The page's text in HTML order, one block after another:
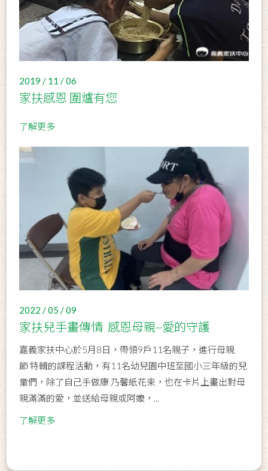
2019 / 11 / 06
家扶感恩 圍爐有您
了解更多
2022 / 05 / 09
家扶兒手畫傳情 感恩母親~愛的守護
嘉義家扶中心於5月8日，帶領9戶11名親子，進行母親
節 特輯的課程活動，有11名幼兒園中班至國小三年級的兒
童們，除了自己手做康 乃馨紙花束，也在卡片上畫出對母
親滿滿的愛，並送給母親或阿嬤，...
了解更多